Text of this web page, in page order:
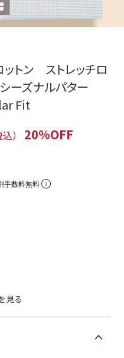
トン ストレッチロ
ーズナルパター
Fit
込）
20%OFF
手数料無料
見る